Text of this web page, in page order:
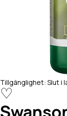
Tillgänglighet: Slut i
♡